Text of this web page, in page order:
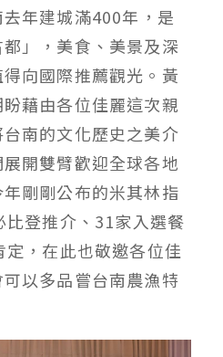
年建城滿400年，是
」，美食、美景及深
向國際推薦觀光。黃
藉由各位佳麗這次親
南的文化歷史之美介
開雙臂歡迎全球各地
剛剛公布的米其林指
登推介、31家入選餐
，在此也敬邀各位佳
以多品嘗台南農漁特